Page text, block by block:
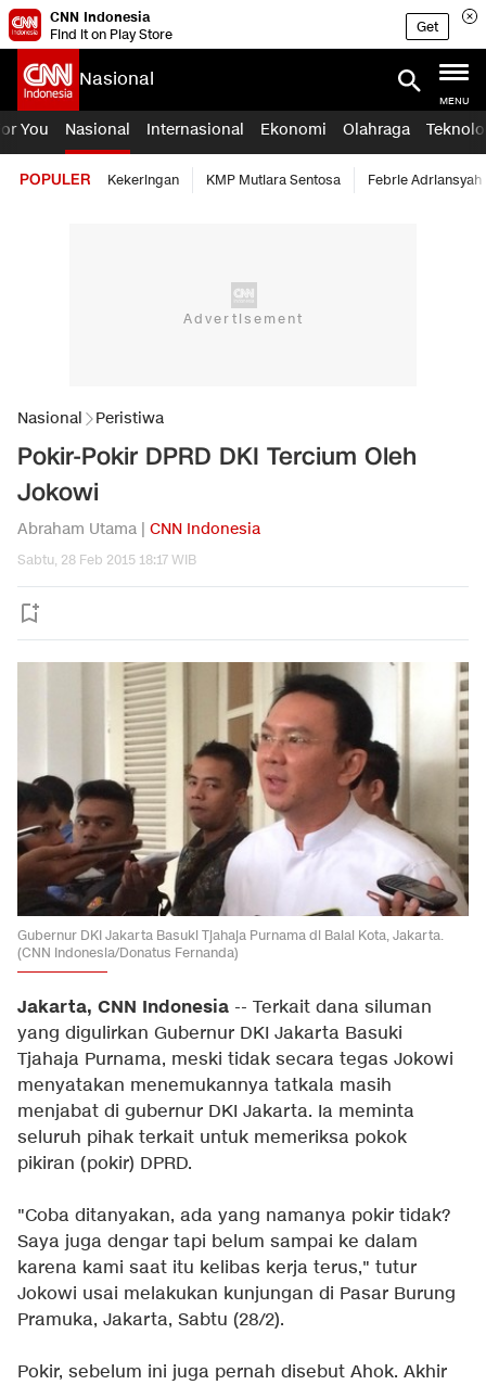
CNN Indonesia
Find it on Play Store
Get
Nasional
MENU
You Nasional Internasional Ekonomi Olahraga
POPULER Kekeringan KMP Mutiara Sentosa Febrie Adriansyah
Nasional Peristiwa
Pokir-Pokir DPRD DKI Tercium Oleh
Jokowi
Abraham Utama | CNN Indonesia
Sabtu, 28 Feb 2015 18:17 WIB
Gubernur DKI Jakarta Basuki Tjahaja Purnama di Balai Kota, Jakarta.
(CNN Indonesia/Donatus Fernanda)
Jakarta, CNN Indonesia -- Terkait dana siluman
yang digulirkan Gubernur DKI Jakarta Basuki
Tjahaja Purnama, meski tidak secara tegas Jokowi
menyatakan menemukannya tatkala masih
menjabat di gubernur DKI Jakarta. Ia meminta
seluruh pihak terkait untuk memeriksa pokok
pikiran (pokir) DPRD.
"Coba ditanyakan, ada yang namanya pokir tidak?
Saya juga dengar tapi belum sampai ke dalam
karena kami saat itu kelibas kerja terus," tutur
Jokowi usai melakukan kunjungan di Pasar Burung
Pramuka, Jakarta, Sabtu (28/2).
Pokir, sebelum ini juga pernah disebut Ahok. Akhir